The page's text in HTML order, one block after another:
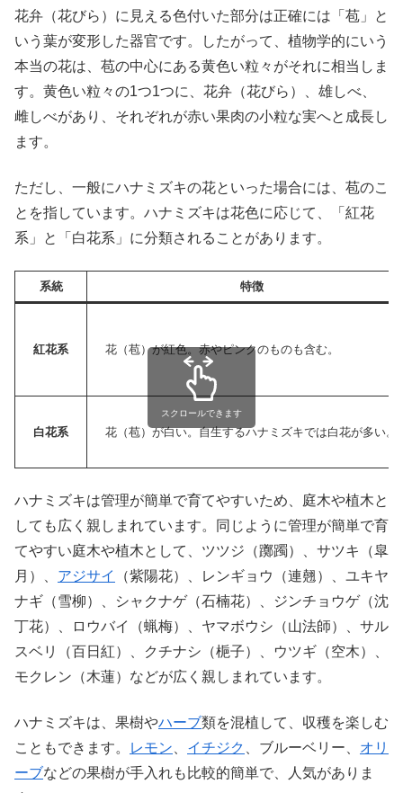
花弁（花びら）に見える色付いた部分は正確には「苞」と
いう葉が変形した器官です。したがって、植物学的にいう
本当の花は、苞の中心にある黄色い粒々がそれに相当しま
す。黄色い粒々の1つ1つに、花弁（花びら）、雄しべ、
雌しべがあり、それぞれが赤い果肉の小粒な実へと成長し
ます。
ただし、一般にハナミズキの花といった場合には、苞のこ
とを指しています。ハナミズキは花色に応じて、「紅花
系」と「白花系」に分類されることがあります。
系統 特徴
紅花系 花（苞）が紅色。赤やピンクのものも含む。
白花系 花（苞）が白い。自生するハナミズキでは白花が多い。
スクロールできます
ハナミズキは管理が簡単で育てやすいため、庭木や植木と
しても広く親しまれています。同じように管理が簡単で育
てやすい庭木や植木として、ツツジ（躑躅）、サツキ（皐
月）、 アジサイ
（紫陽花）、レンギョウ（連翹）、ユキヤ
ナギ（雪柳）、シャクナゲ（石楠花）、ジンチョウゲ（沈
丁花）、ロウバイ（蝋梅）、ヤマボウシ（山法師）、サル
スベリ（百日紅）、クチナシ（梔子）、ウツギ（空木）、
モクレン（木蓮）などが広く親しまれています。
ハナミズキは、果樹やハーブ類を混植して、収穫を楽しむ
こともできます。
レモン イチジク 、ブルーベリー、 オリ
ーブなどの果樹が手入れも比較的簡単で、人気がありま